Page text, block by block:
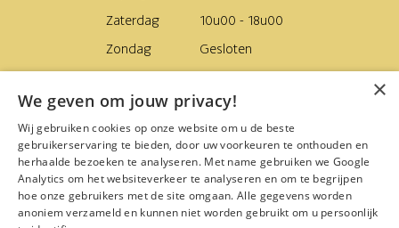
Zaterdag
10u00 - 18u00
Zondag
Gesloten
Navigatie
Webshop
Winkel
×
We geven om jouw privacy!
Wij gebruiken cookies op onze website om u de beste
gebruikerservaring te bieden, door uw voorkeuren te onthouden en
herhaalde bezoeken te analyseren. Met name gebruiken we Google
Analytics om het websiteverkeer te analyseren en om te begrijpen
hoe onze gebruikers met de site omgaan. Alle gegevens worden
anoniem verzameld en kunnen niet worden gebruikt om u persoonlijk